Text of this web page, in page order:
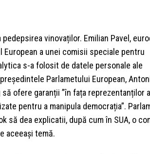
vinovaților. Emilian Pavel,
a unei comisii speciale pentru
s-a folosit de datele personale ale
Parlametului European,
ofere garanții ”în fața reprezentanților
pentru a manipula democrația”.
să dea explicatii, după cum în SUA, o
aceeași temă.